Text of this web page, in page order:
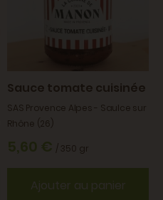
Sauce tomate cuisinée
SAS Provence Alpes - Saulce sur
Rhône (26)
5,60 € / 350 gr
Ajouter au panier